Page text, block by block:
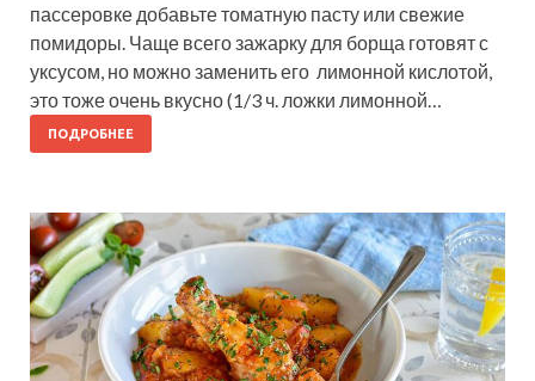
пассеровке добавьте томатную пасту или свежие
помидоры. Чаще всего зажарку для борща готовят с
уксусом, но можно заменить его лимонной кислотой,
это тоже очень вкусно (1/3 ч. ложки лимонной…
ПОДРОБНЕЕ